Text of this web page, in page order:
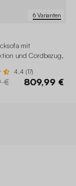
6 Varianten
mit
und Cordbezug,
4.4 (17)
€ 809,99 €